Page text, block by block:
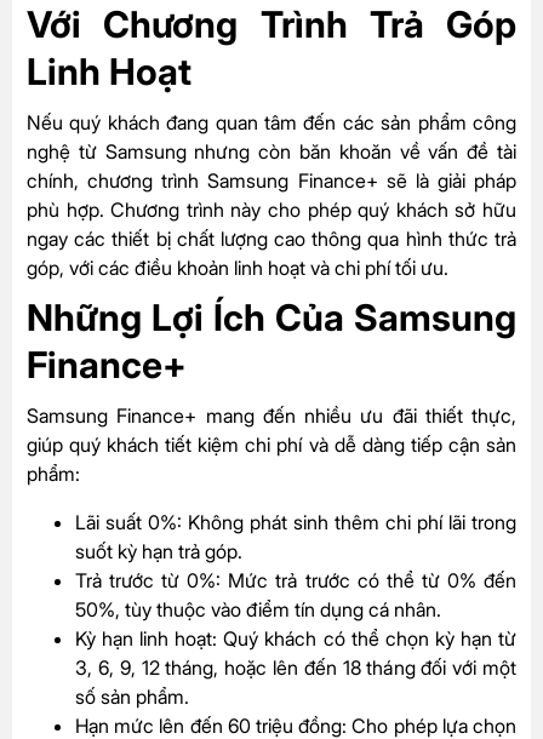
Với Chương Trình Trả Góp
Linh Hoạt
Nếu quý khách đang quan tâm đến các sản phẩm công
nghệ từ Samsung nhưng còn băn khoăn về vấn đề tài
chính, chương trình Samsung Finance+ sẽ là giải pháp
phù hợp. Chương trình này cho phép quý khách sở hữu
ngay các thiết bị chất lượng cao thông qua hình thức trả
góp, với các điều khoản linh hoạt và chi phí tối ưu.
Những Lợi Ích Của Samsung
Finance+
Samsung Finance+ mang đến nhiều ưu đãi thiết thực,
giúp quý khách tiết kiệm chi phí và dễ dàng tiếp cận sản
phẩm:
Lãi suất 0%: Không phát sinh thêm chi phí lãi trong
suốt kỳ hạn trả góp.
Trả trước từ 0%: Mức trả trước có thể từ 0% đến
50%, tùy thuộc vào điểm tín dụng cá nhân.
Kỳ hạn linh hoạt: Quý khách có thể chọn kỳ hạn từ
3, 6, 9, 12 tháng, hoặc lên đến 18 tháng đối với một
số sản phẩm.
Hạn mức lên đến 60 triệu đồng: Cho phép lựa chọn